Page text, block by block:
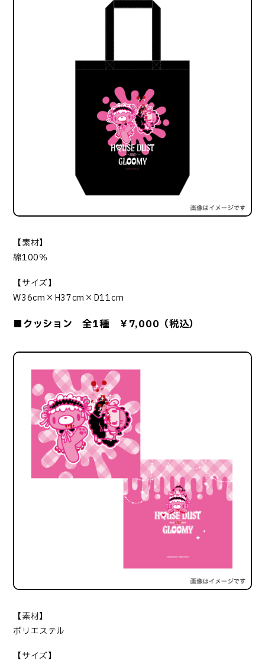
【素材】
綿100％
【サイズ】
W36cm×H37cm×D11cm
■クッション 全1種 ￥7,000（税込）
【素材】
ポリエステル
【サイズ】